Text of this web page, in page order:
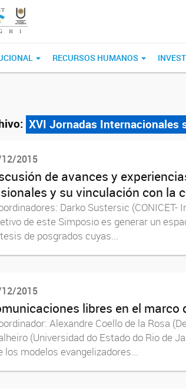
RECURSOS HUMANOS
XVI Jornadas
2015
de avances y
y su vinculación con la
Darko Sustersic
de este Simposio es generar un
de posgrados cuyas...
2015
libres en el
Alexandre Coello de la Rosa
(Universidad do Estado do Rio de
los modelos evangelizadores...